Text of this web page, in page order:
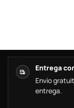
Entrega
Envío
entrega.